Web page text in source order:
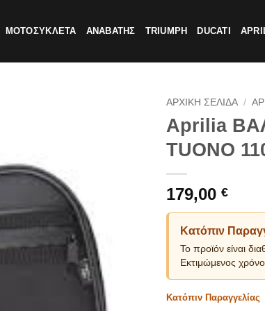
ΜΟΤΟΣΥΚΛΕΤΑ ΑΝΑΒΑΤΗΣ TRIUMPH DUCATI
ΑΡΧΙΚΗ ΣΕΛΙΔΑ /
Aprilia
TUONO
179,00 €
Κατόπιν
Το προϊόν είναι
Εκτιμώμενος
Κατόπιν Παραγγελίας